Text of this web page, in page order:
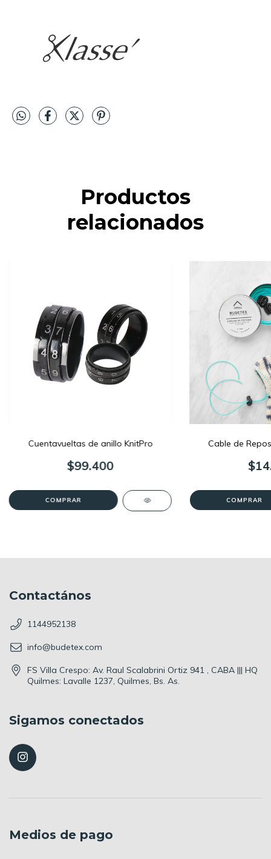
Productos
relacionados
Cuentavueltas de anillo KnitPro
$99.400
COMPRAR
Cable de
COMPRAR
Contactános
1144952138
info@budetex.com
FS Villa Crespo: Av. Raul Scalabrini Ortiz 941 , CABA ||| HQ
Quilmes: Lavalle 1237, Quilmes, Bs. As.
Sigamos conectados
Medios de pago